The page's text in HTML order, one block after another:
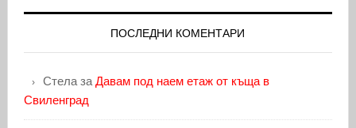
ПОСЛЕДНИ КОМЕНТАРИ
Стелаза Давам под наем етаж от къща в
Свиленград